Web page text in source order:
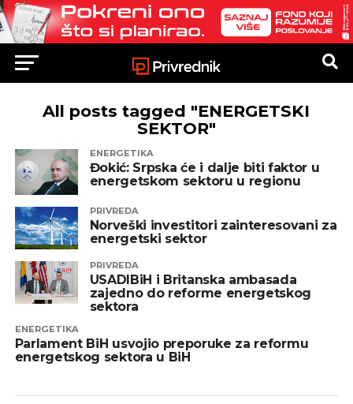
All posts tagged "ENERGETSKI
SEKTOR"
ENERGETIKA
Đokić: Srpska će i dalje biti faktor u
energetskom sektoru u regionu
PRIVREDA
Norveški investitori zainteresovani za
energetski sektor
PRIVREDA
USADIBiH i Britanska ambasada
zajedno do reforme energetskog
sektora
ENERGETIKA
Parlament BiH usvojio preporuke za reformu
energetskog sektora u BiH